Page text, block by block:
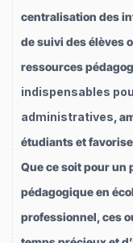
centralisation des
de suivi des élèves
ressources
indispensables
administratives,
étudiants et
Que ce soit pour un
pédagogique en
professionnel, ces